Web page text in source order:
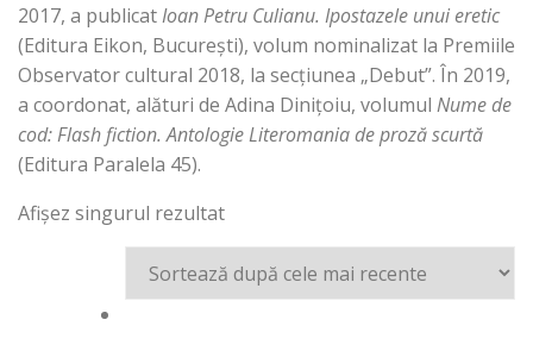
2017, a publicatIoan Petru Culianu. Ipostazele unui eretic
(Editura Eikon, București), volum nominalizat la Premiile
Observator cultural 2018, la secțiunea „Debut”. În 2019,
a coordonat, alături de Adina Dinițoiu, volumul Nume de
cod: Flash fiction. Antologie Literomania de proză scurtă
(Editura Paralela 45).
Afișez singurul rezultat